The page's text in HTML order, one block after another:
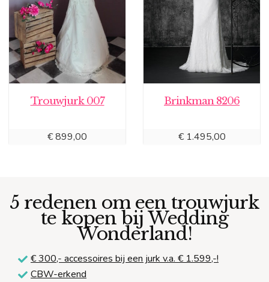
Trouwjurk 007
€899,00
Brinkman 8206
€1.495,00
5 redenen om een trouwjurk
te kopen bij Wedding
Wonderland!
€ 300,- accessoires bij een jurk v.a. € 1.599,-!
CBW-erkend